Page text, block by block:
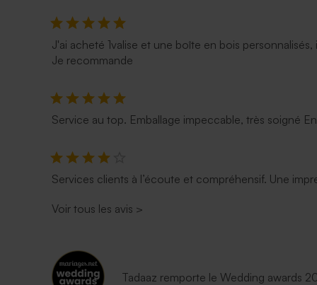
J'ai acheté 1valise et une boîte en bois
Je recommande
Service au top. Emballage impeccable, très soigné
Services clients à l’écoute et compréhensif. Une
Voir tous les avis >
Tadaaz remporte le Wedding awards